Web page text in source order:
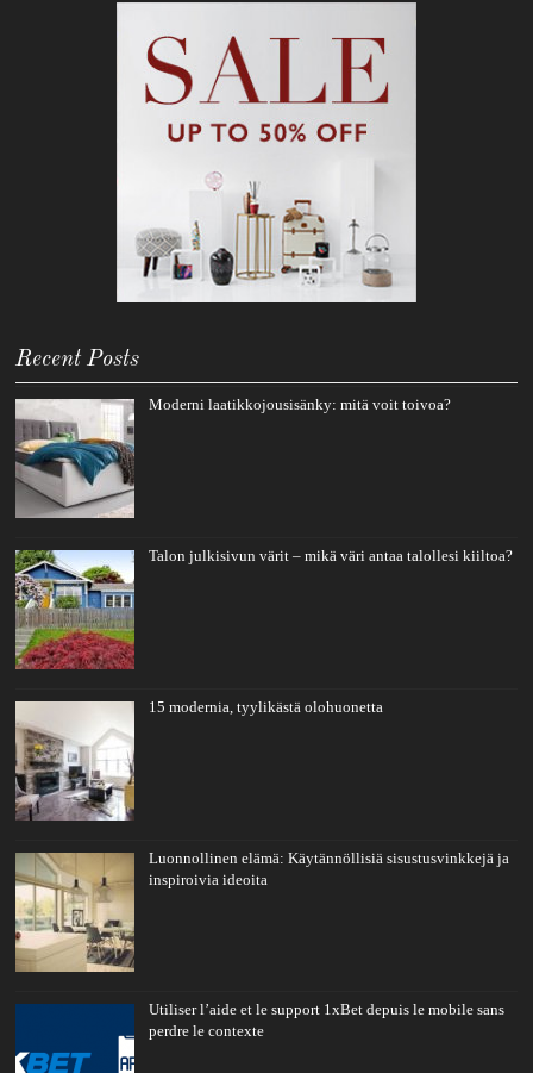
Recent Posts
Moderni laatikkojousisänky: mitä voit toivoa?
Talon julkisivun värit – mikä väri antaa talollesi kiiltoa?
15 modernia, tyylikästä olohuonetta
Luonnollinen elämä: Käytännöllisiä sisustusvinkkejä ja
inspiroivia ideoita
Utiliser l’aide et le support 1xBet depuis le mobile sans
perdre le contexte